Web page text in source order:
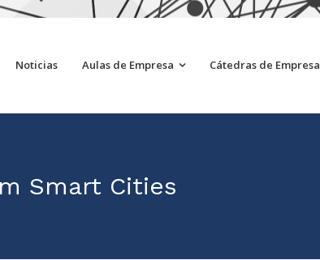
Noticias Aulas de Empresa Cátedras de Empresa
Smart Cities